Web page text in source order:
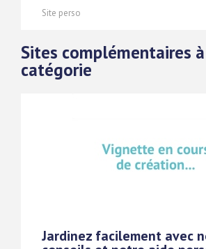
Site perso
Sites complémentaires
catégorie
Jardinez facilement avec